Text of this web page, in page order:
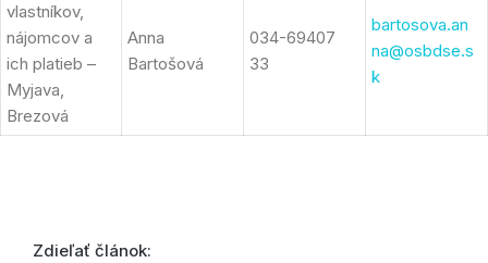
vlastníkov,
nájomcov a
ich platieb –
Myjava,
Brezová
Anna
Bartošová
034-69407
33
bartosova.an
na@osbdse.s
k
Zdieľať článok: